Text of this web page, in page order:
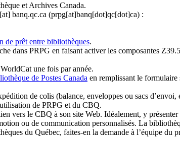
et Archives Canada.
[at] banq.qc.ca (prpg[at]banq[dot]qc[dot]ca) :
de prêt entre bibliothèques.
dans PRPG en faisant activer les composantes
une fois par année.
de Postes Canada en remplissant le formulaire
de colis (balance, enveloppes ou sacs d’envoi,
de PRPG et du CBQ.
vers le CBQ à son site Web. Idéalement, y
ou de communication personnalisés. La
du Québec, faites-en la demande à l’équipe du